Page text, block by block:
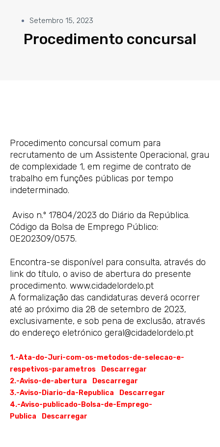
Setembro 15, 2023
Procedimento concursal
Procedimento concursal comum para
recrutamento de um Assistente Operacional, grau
de complexidade 1, em regime de contrato de
trabalho em funções públicas por tempo
indeterminado.
Aviso n.º 17804/2023 do Diário da República.
Código da Bolsa de Emprego Público:
OE202309/0575.
Encontra-se disponível para consulta, através do
link do título, o aviso de abertura do presente
procedimento. www.cidadelordelo.pt
A formalização das candidaturas deverá ocorrer
até ao próximo dia 28 de setembro de 2023,
exclusivamente, e sob pena de exclusão, através
do endereço eletrónico geral@cidadelordelo.pt
1.-Ata-do-Juri-com-os-metodos-de-selecao-e-
respetivos-parametros
Descarregar
2.-Aviso-de-abertura
Descarregar
3.-Aviso-Diario-da-Republica
Descarregar
4.-Aviso-publicado-Bolsa-de-Emprego-
Publica
Descarregar